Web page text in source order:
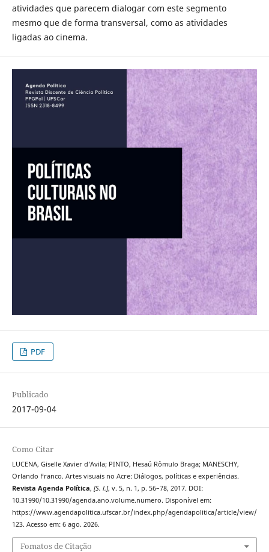
atividades que parecem dialogar com este segmento
mesmo que de forma transversal, como as atividades
ligadas ao cinema.
PDF
Publicado
2017-09-04
Como Citar
LUCENA, Giselle Xavier d’Avila; PINTO, Hesaú Rômulo Braga; MANESCHY,
Orlando Franco. Artes visuais no Acre: Diálogos, políticas e experiências.
Revista Agenda Política, [S. l.], v. 5, n. 1, p. 56–78, 2017. DOI:
10.31990/10.31990/agenda.ano.volume.numero. Disponível em:
https://www.agendapolitica.ufscar.br/index.php/agendapolitica/article/view/
123. Acesso em: 6 ago. 2026.
Fomatos de Citação